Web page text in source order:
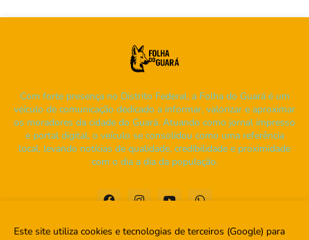
Com forte presença no Distrito Federal, a Folha do Guará é um
veículo de comunicação dedicado a informar, valorizar e aproximar
os moradores da cidade do Guará. Atuando como jornal impresso
e portal digital, o veículo se consolidou como uma referência
local, levando notícias de qualidade, credibilidade e proximidade
com o dia a dia da população.
Este site utiliza cookies e tecnologias de terceiros (Google) para